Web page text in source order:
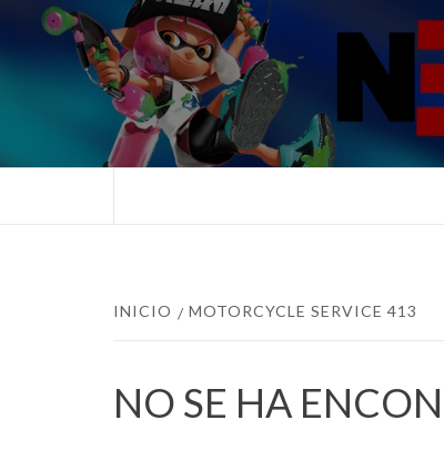
Saltar
TUS ESPECIALISTAS EN
INICIO MOTORCYCLE SERVICE 413
NO SE HA